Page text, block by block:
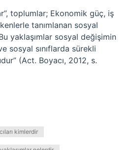
toplumlar; Ekonomik güç, iş
tanımlanan sosyal
yaklaşımlar sosyal değişimin
sosyal sınıflarda sürekli
(Act. Boyacı, 2012, s.
kimlerdir